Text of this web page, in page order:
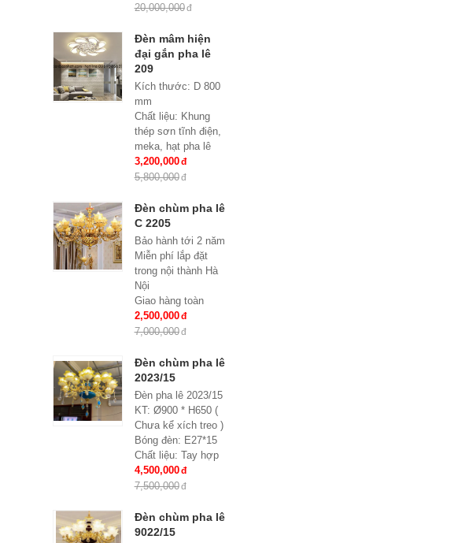
Bóng đèn: 8 bóng
điện E27*8
Bảo hành: 2 năm
20,000,000
Đèn mâm hiện
đại gắn pha lê
209
Kích thước: D 800
mm
Chất liệu: Khung
thép sơn tĩnh điện,
meka, hạt pha lê
Đèn: Led siêu tiết
kiệm điện đổi mầu 3
3,200,000
5,800,000
Đèn chùm pha lê
C 2205
Bảo hành tới 2 năm
Miễn phí lắp đặt
trong nội thành Hà
Nội
Giao hàng toàn
quốc
Chất liệu: hợp kim,
Kích thước: Phi
900*H650, 15 tay
2,500,000
7,000,000
Đèn chùm pha lê
2023/15
Đèn pha lê 2023/15
KT: Ø900 * H650 (
Chưa kể xích treo )
Bóng đèn: E27*15
Chất liệu: Tay hợp
kim, chao thủy tinh
đính hạt pha lê
4,500,000
7,500,000
Đèn chùm pha lê
9022/15